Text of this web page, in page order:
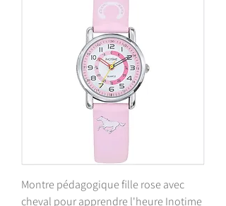
Montre pédagogique fille rose avec
cheval pour apprendre l'heure Inotime